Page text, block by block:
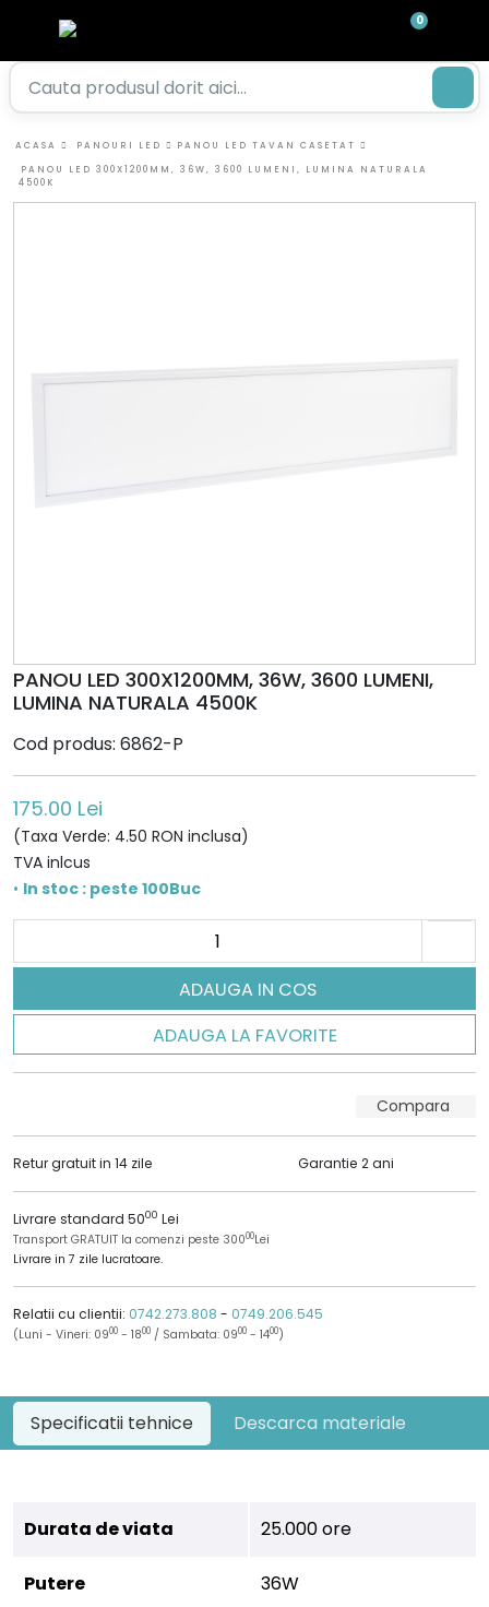
0
ACASA PANOURI LED
PANOU LED TAVAN CASETAT
PANOU LED 300X1200MM, 36W, 3600 LUMENI, LUMINA NATURALA
4500K
PANOU LED 300X1200MM, 36W, 3600 LUMENI,
LUMINA NATURALA 4500K
Cod produs: 6862-P
175.00 Lei
(Taxa Verde: 4.50 RON inclusa)
TVA inlcus
• In stoc : peste 100Buc
ADAUGA IN COS
ADAUGA LA FAVORITE
Compara
Retur gratuit in 14 zile Garantie 2 ani
Livrare standard 5000 Lei
Transport GRATUIT la comenzi peste 30000Lei
Livrare in 7 zile lucratoare.
Relatii cu clientii: 0742.273.808 - 0749.206.545
(Luni - Vineri: 0900 - 1800 / Sambata: 0900 - 1400)
Specificatii tehnice Descarca materiale
Durata de viata 25.000 ore
Putere 36W